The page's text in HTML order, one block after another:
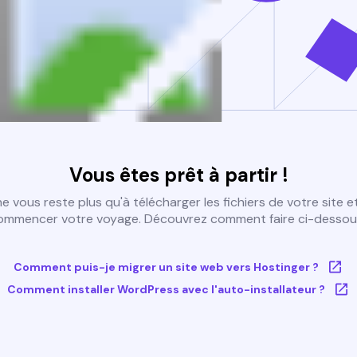
Vous êtes prêt à partir !
vous reste plus qu'à télécharger les fichiers de votre site
votre voyage. Découvrez comment faire ci-
Comment puis-je migrer un site web vers Hostinger ?
Comment installer WordPress avec l'auto-installateur ?